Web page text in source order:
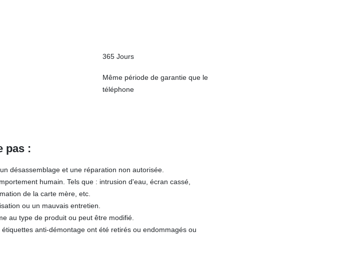
365 Jours
Même période de garantie que le
téléphone
pas :
désassemblage et une réparation non autorisée.
humain. Tels que : intrusion d'eau, écran cassé,
de la carte mère, etc.
ou un mauvais entretien.
au type de produit ou peut être modifié.
anti-démontage ont été retirés ou endommagés ou